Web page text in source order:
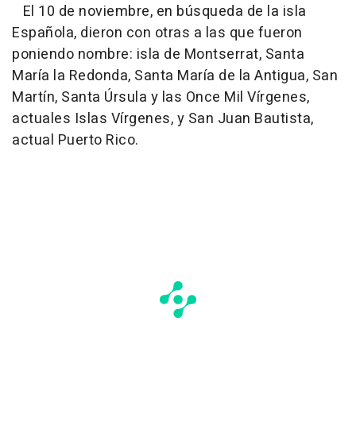
El 10 de noviembre, en búsqueda de la isla
Española, dieron con otras a las que fueron
poniendo nombre: isla de Montserrat, Santa
María la Redonda, Santa María de la Antigua, San
Martín, Santa Úrsula y las Once Mil Vírgenes,
actuales Islas Vírgenes, y San Juan Bautista,
actual Puerto Rico.